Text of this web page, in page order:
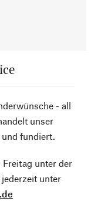
- all
unser
fundiert.
unter der
unter